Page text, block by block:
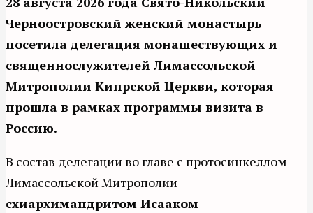
Черноостровский женский монастырь
посетила делегация монашествующих и
священнослужителей Лимассольской
Митрополии Кипрской Церкви, которая
прошла в рамках программы визита в
Россию.
В состав делегации во главе с протосинкеллом
Лимассольской Митрополии
схиархимандритом Исааком